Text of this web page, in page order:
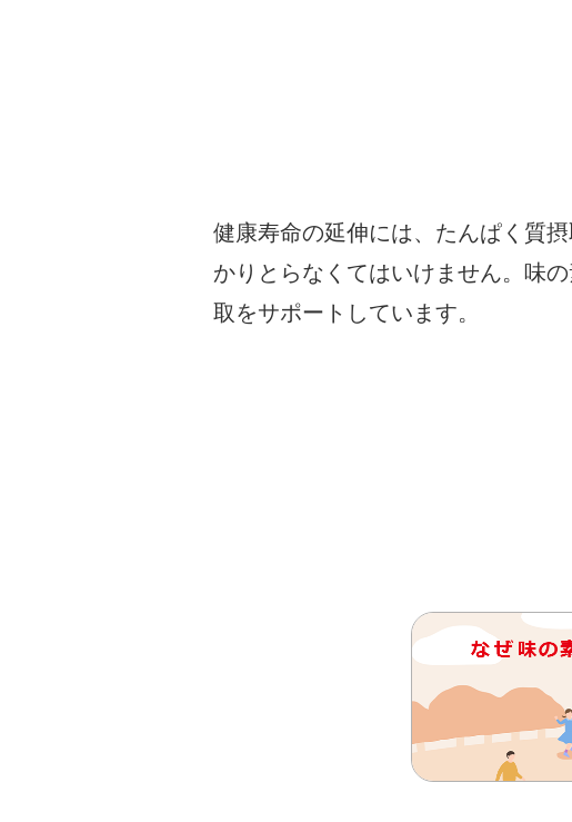
健康寿命の延伸には、たんぱく質
かりとらなくてはいけません。味
取をサポートしています。